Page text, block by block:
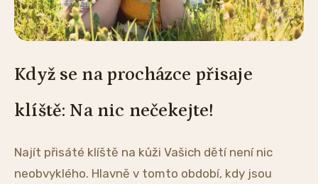
Když se na procházce přisaje
klíště: Na nic nečekejte!
Najít přisáté klíště na kůži Vašich dětí není nic
neobvyklého. Hlavně v tomto období, kdy jsou